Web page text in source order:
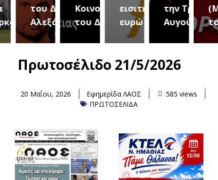
του Δήμου
Αλεξάνδρειας
Κοινοτήτων
του Δήμου
εισιτήριο 2
ευρώ
την Τρίτη 18
Αυγούστουτου
Πρωτοσέλιδο 21/5/2026
20 Μαΐου, 2026 Εφημερίδα ΛΑΟΣ
585 views
ΠΡΩΤΟΣΕΛΙΔΑ